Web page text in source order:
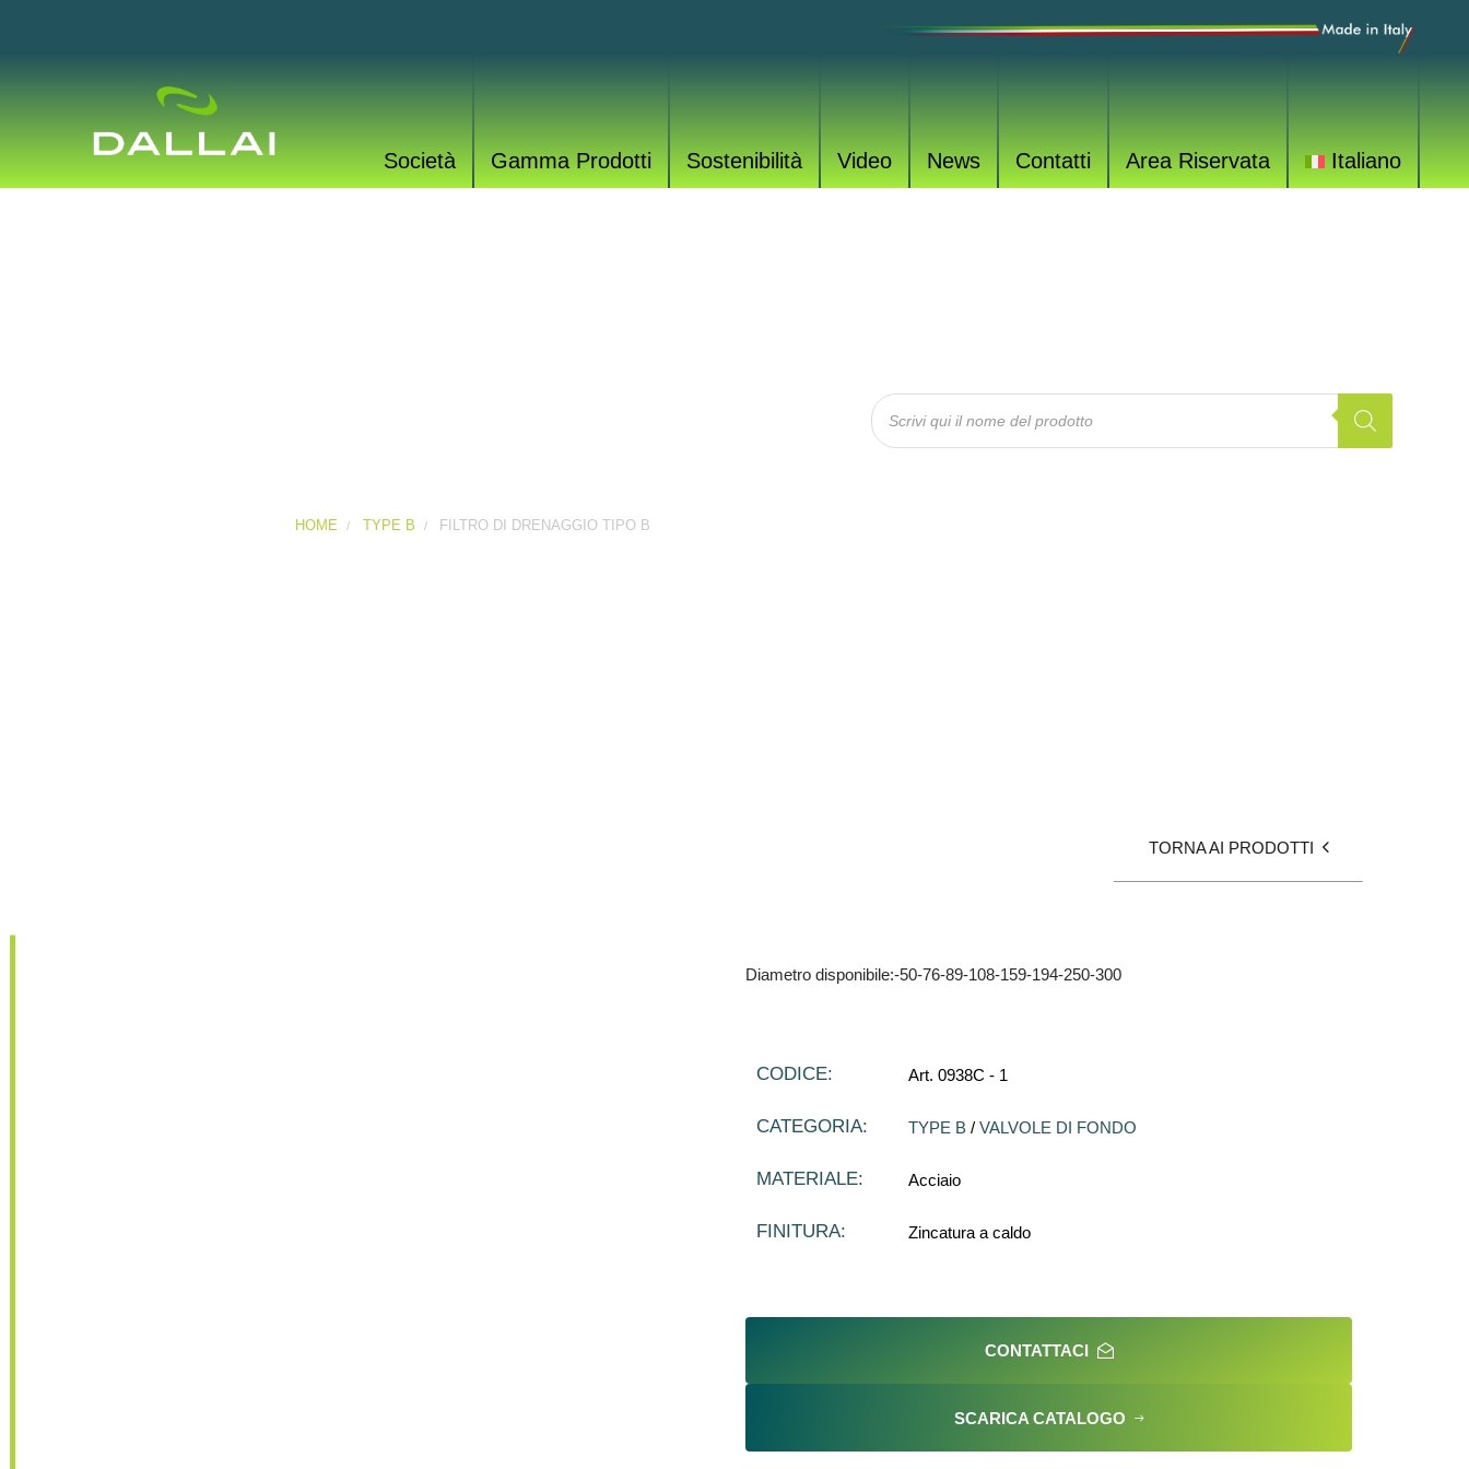
Società Gamma Prodotti Sostenibilità Video News Contatti Area Riservata Italiano
HOME TYPE B FILTRO DI DRENAGGIO TIPO B
TORNA AI PRODOTTI
Diametro disponibile:-50-76-89-108-159-194-250-300
CODICE: Art. 0938C - 1
CATEGORIA: TYPE B/ VALVOLE DI FONDO
MATERIALE: Acciaio
FINITURA: Zincatura a caldo
CONTATTACI
SCARICA CATALOGO